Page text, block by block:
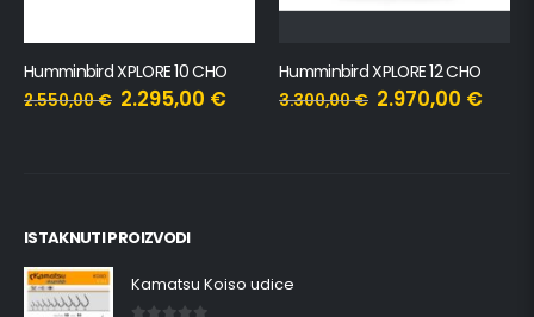
Humminbird XPLORE 10 CHO
2.550,00€ 2.295,00 €
Humminbird XPLORE 12 CHO
3.300,00€ 2.970,00 €
ISTAKNUTI PROIZVODI
Kamatsu Koiso udice